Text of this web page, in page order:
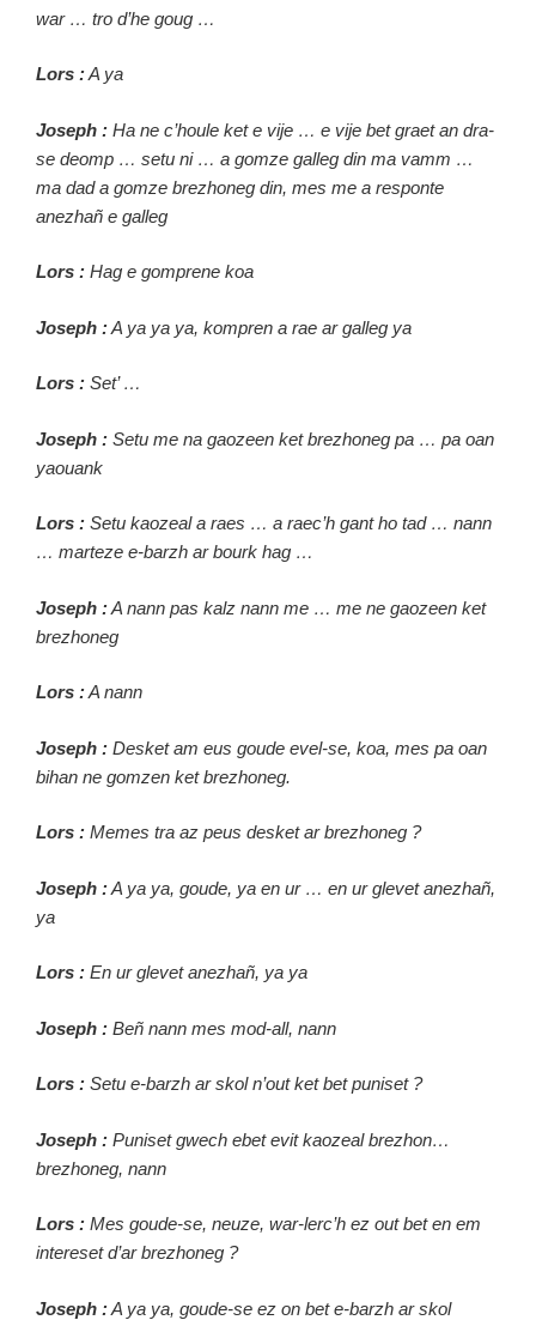
war … tro d’he goug …
Lors :A ya
Joseph : Ha ne c’houle ket e vije … e vije bet graet an dra-
se deomp … setu ni … a gomze galleg din ma vamm …
ma dad a gomze brezhoneg din, mes me a responte
anezhañ e galleg
Lors : Hag e gomprene koa
Joseph :A ya ya ya, kompren a rae ar galleg ya
Lors : Set’ …
Joseph : Setu me na gaozeen ket brezhoneg pa … pa oan
yaouank
Lors : Setu kaozeal a raes … a raec’h gant ho tad … nann
… marteze e-barzh ar bourk hag …
Joseph :A nann pas kalz nann me … me ne gaozeen ket
brezhoneg
Lors :A nann
Joseph : Desket am eus goude evel-se, koa, mes pa oan
bihan ne gomzen ket brezhoneg.
Lors : Memes tra az peus desket ar brezhoneg ?
Joseph :A ya ya, goude, ya en ur … en ur glevet anezhañ,
ya
Lors : En ur glevet anezhañ, ya ya
Joseph : Beñ nann mes mod-all, nann
Lors : Setu e-barzh ar skol n’out ket bet puniset ?
Joseph : Puniset gwech ebet evit kaozeal brezhon…
brezhoneg, nann
Lors : Mes goude-se, neuze, war-lerc’h ez out bet en em
intereset d’ar brezhoneg ?
Joseph :A ya ya, goude-se ez on bet e-barzh ar skol